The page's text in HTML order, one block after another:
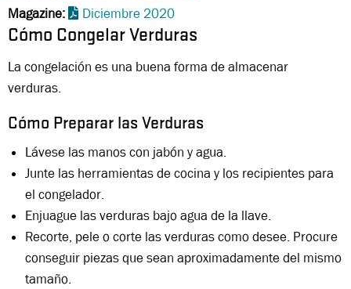
Magazine Diciembre 2020
Cómo Congelar Verduras
La congelación es una buena forma de almacenar
verduras.
Cómo Preparar las Verduras
Lávese las manos con jabón y agua.
Junte las herramientas de cocina y los recipientes para
el congelador.
Enjuague las verduras bajo agua de la llave.
Recorte, pele o corte las verduras como desee. Procure
conseguir piezas que sean aproximadamente del mismo
tamaño.